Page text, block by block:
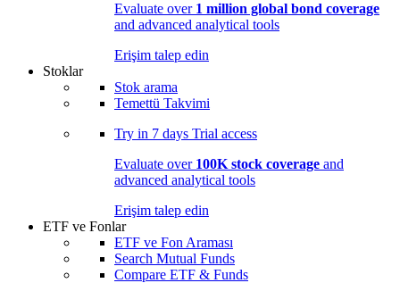
Evaluate over 1 million global bond coverage
and advanced analytical tools
Erişim talep edin
Stoklar
Stok arama
Temettü Takvimi
Try in 7 days Trial access
Evaluate over 100K stock coverage and
advanced analytical tools
Erişim talep edin
ETF ve Fonlar
ETF ve Fon Araması
Search Mutual Funds
Compare ETF & Funds